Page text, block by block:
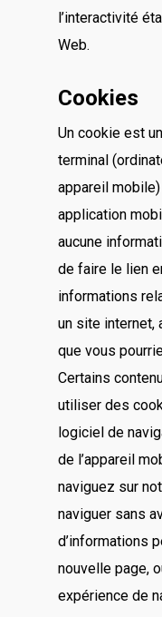
l’interactivité
Web.
Cookies
Un cookie est
terminal
appareil
application
aucune
de faire le lien
informations
un site internet,
que vous
Certains
utiliser des
logiciel de
de l’appareil
naviguez sur
naviguer sans
d’informations
nouvelle page,
expérience de